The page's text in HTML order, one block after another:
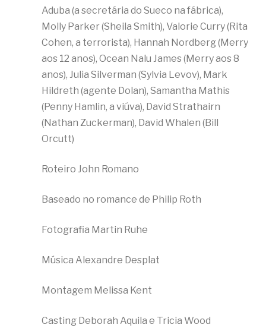
Aduba (a secretária do Sueco na fábrica),
Molly Parker (Sheila Smith), Valorie Curry (Rita
Cohen, a terrorista), Hannah Nordberg (Merry
aos 12 anos), Ocean Nalu James (Merry aos 8
anos), Julia Silverman (Sylvia Levov), Mark
Hildreth (agente Dolan), Samantha Mathis
(Penny Hamlin, a viúva), David Strathairn
(Nathan Zuckerman), David Whalen (Bill
Orcutt)
Roteiro John Romano
Baseado no romance de Philip Roth
Fotografia Martin Ruhe
Música Alexandre Desplat
Montagem Melissa Kent
Casting Deborah Aquila e Tricia Wood